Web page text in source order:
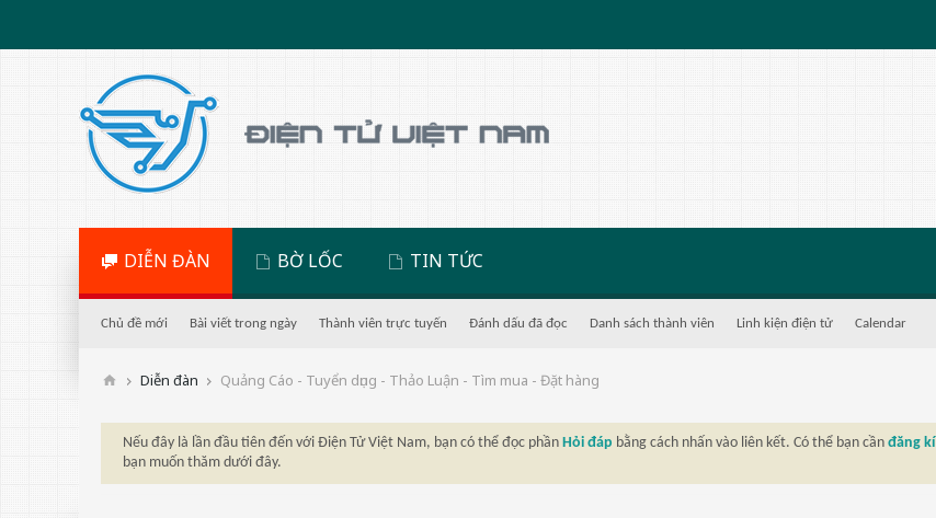
DIỄN ĐÀN BỜ LỐC TIN TỨC
Chủ đề mới Bài viết trong ngày Thành viên trực tuyến Đánh dấu đã đọc Danh sách thành viên Linh kiện điện tử Calendar
Diễn đàn Quảng Cáo - Tuyển dụng - Thảo Luận - Tìm mua - Đặt hàng
Nếu đây là lần đầu tiên đến với Điện Tử Việt Nam, bạn có thể đọc phần Hỏi đáp bằng cách nhấn vào liên kết. Có thể bạn cần đăng kí
bạn muốn thăm dưới đây.